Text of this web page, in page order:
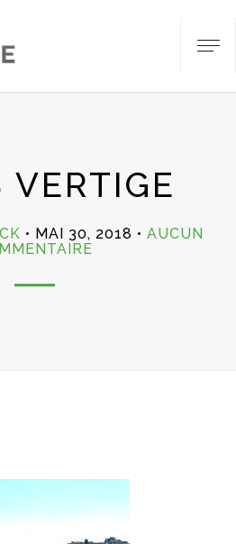
VERTIGE
MAI 30, 2018
AUCUN